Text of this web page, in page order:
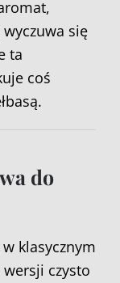
się
ta
coś
do
klasycznym
wersji czysto